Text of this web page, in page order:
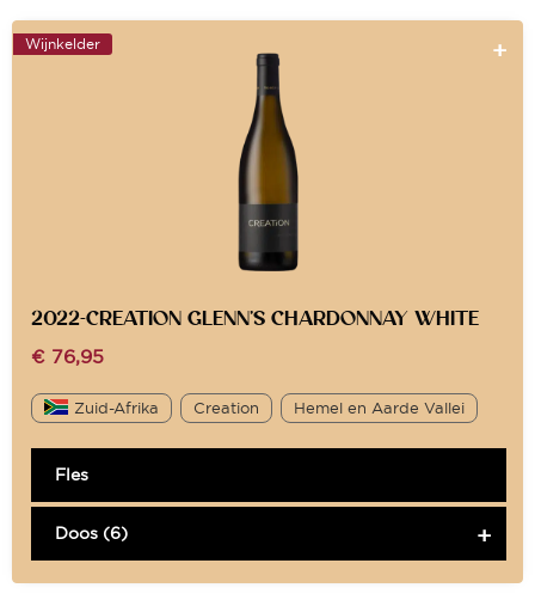
Wijnkelder
2022-CREATION GLENN’S CHARDONNAY WHITE
€ 76,95
Zuid-Afrika Creation Hemel en Aarde Vallei
Fles
Doos (6)